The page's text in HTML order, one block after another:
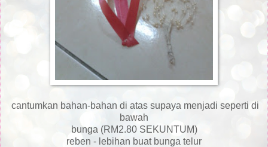
cantumkan bahan-bahan di atas supaya menjadi seperti di
bawah
bunga (RM2.80 SEKUNTUM)
reben - lebihan buat bunga telur